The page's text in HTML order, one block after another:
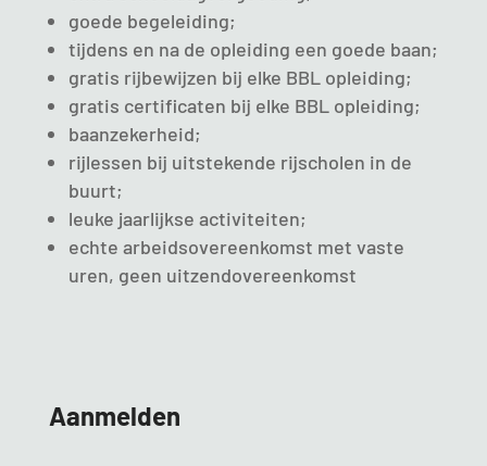
goede begeleiding;
tijdens en na de opleiding een goede baan;
gratis rijbewijzen bij elke BBL opleiding;
gratis certificaten bij elke BBL opleiding;
baanzekerheid;
rijlessen bij uitstekende rijscholen in de
buurt;
leuke jaarlijkse activiteiten;
echte arbeidsovereenkomst met vaste
uren, geen uitzendovereenkomst
Aanmelden